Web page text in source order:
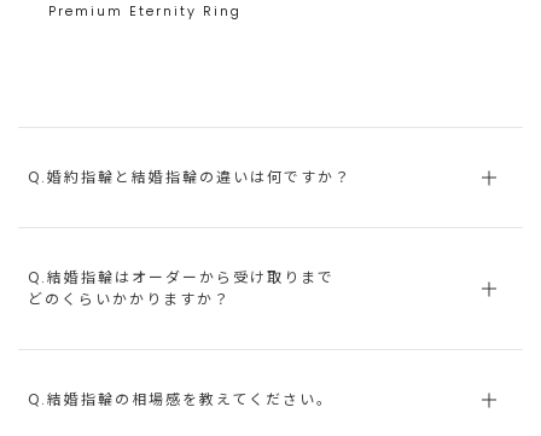
Premium Eternity Ring
Q.婚約指輪と結婚指輪の違いは何ですか？
Q.結婚指輪はオーダーから受け取りまで
どのくらいかかりますか？
Q.結婚指輪の相場感を教えてください。